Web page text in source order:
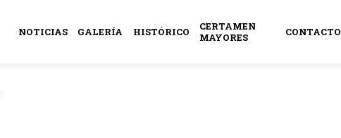
NOTICIAS GALERÍA HISTÓRICO
CERTAMEN
MAYORES
CONTACTO